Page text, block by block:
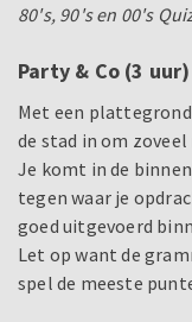
80's, 90's en 00's
Party & Co (3 uur)
Met een
de stad in om
Je komt in de
tegen waar je
goed uitgevoerd
Let op want de
spel de meeste